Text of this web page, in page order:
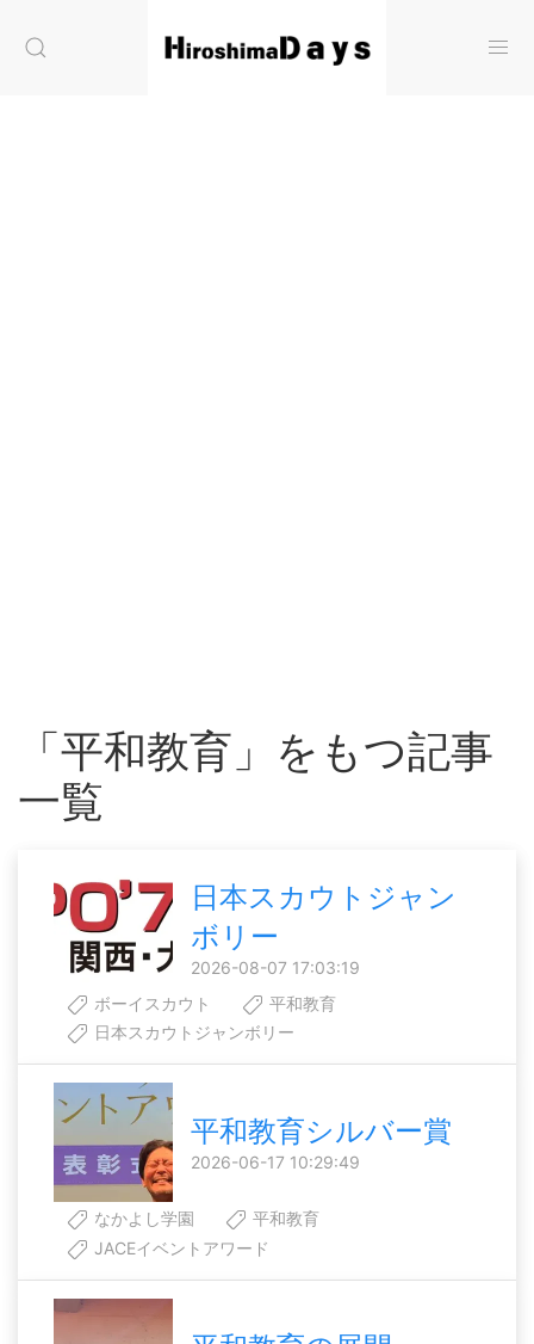
「平和教育」をもつ記事
一覧
日本スカウトジャン
ボリー
2026-08-07 17:03:19
ボーイスカウト
平和教育
日本スカウトジャンボリー
平和教育シルバー賞
2026-06-17 10:29:49
なかよし学園
平和教育
JACEイベントアワード